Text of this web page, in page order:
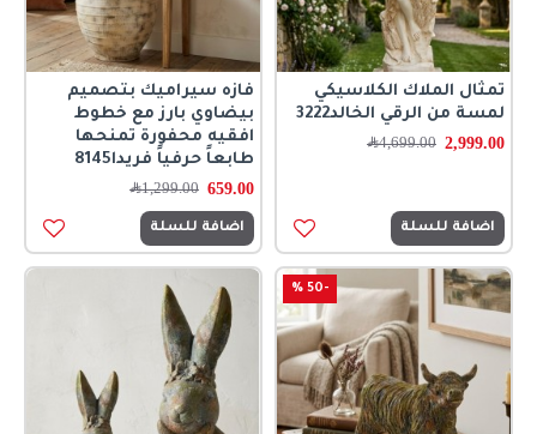
تمثال الملاك الكلاسيكي
لمسة من الرقي الخالد3222
2,999.00
4,699.00﷼
اضافة للسلة
فازه سيراميك بتصميم
بيضاوي بارز مع خطوط
افقيه محفورة تمنحها
طابعاً حرفياً فريدا8145
659.00
1,299.00﷼
اضافة للسلة
-50 %